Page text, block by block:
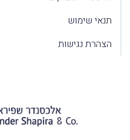
תנאי שימוש
הצהרת נגישות